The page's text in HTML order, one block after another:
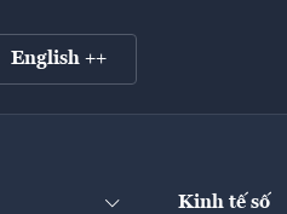
English ++
Kinh tế số